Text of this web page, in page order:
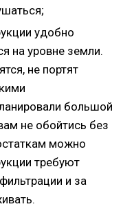
удобно
на уровне земли.
не портят
большой
не обойтись без
можно
требуют
и за